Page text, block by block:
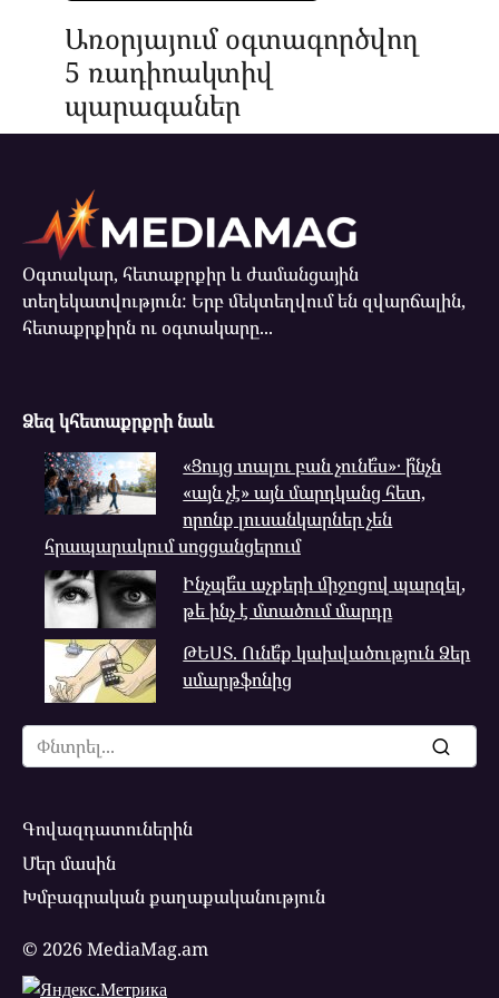
Առօրյայում օգտագործվող
5 ռադիոակտիվ
պարագաներ
Օգտակար, հետաքրքիր և ժամանցային
տեղեկատվություն: Երբ մեկտեղվում են զվարճալին,
հետաքրքիրն ու օգտակարը...
Ձեզ կհետաքրքրի նաև
«Ցույց տալու բան չունե՞ս»․ ի՞նչն
«այն չէ» այն մարդկանց հետ,
որոնք լուսանկարներ չեն
հրապարակում սոցցանցերում
Ինչպե՞ս աչքերի միջոցով պարզել,
թե ինչ է մտածում մարդը
ԹԵՍՏ. Ունե՞ք կախվածություն Ձեր
սմարթֆոնից
Search
for:
Գովազդատուներին
Մեր մասին
Խմբագրական քաղաքականություն
© 2026 MediaMag.am